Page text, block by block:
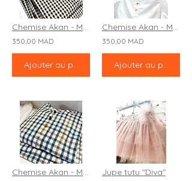
Chemise Akan - ML "Abesses"
350,00 MAD
Ajouter au panier
Chemise Akan - ML "Wall Street"
350,00 MAD
Ajouter au panier
Chemise Akan - ML "Cornwell" Jupe tutu "Diva"